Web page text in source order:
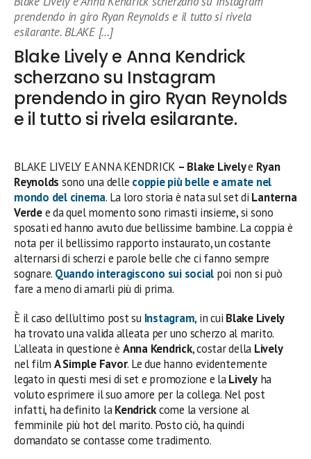
prendendo in giro Ryan Reynolds e il tutto si rivela
esilarante. BLAKE […]
Blake Lively e Anna Kendrick
scherzano su Instagram
prendendo in giro Ryan Reynolds
e il tutto si rivela esilarante.
BLAKE LIVELY E ANNA KENDRICK – Blake Livelye Ryan
Reynolds sono una delle coppie più belle e amate nel
mondo del cinema. La loro storia è nata sul set di Lanterna
Verdee da quel momento sono rimasti insieme, si sono
sposati ed hanno avuto due bellissime bambine. La coppia è
nota per il bellissimo rapporto instaurato, un costante
alternarsi di scherzi e parole belle che ci fanno sempre
sognare. Quando interagiscono sui social poi non si può
fare a meno di amarli più di prima.
È il caso dell’ultimo post su Instagram, in cui Blake Lively
ha trovato una valida alleata per uno scherzo al marito.
L’alleata in questione è Anna Kendrick, costar della Lively
nel film A Simple Favor. Le due hanno evidentemente
legato in questi mesi di set e promozione e laLivelyha
voluto esprimere il suo amore per la collega. Nel post
infatti, ha definito laKendrickcome la versione al
femminile più hot del marito. Posto ciò, ha quindi
domandato se contasse come tradimento.